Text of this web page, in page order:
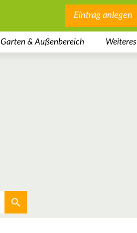
Eintrag anlegen
Garten & Außenbereich Weiteres
Aktuellen Standort verwenden